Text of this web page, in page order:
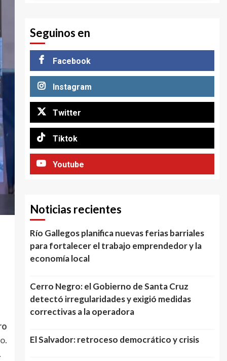
.
Seguinos en
Facebook
Instagram
Twitter
Tiktok
Youtube
Noticias recientes
Río Gallegos planifica nuevas ferias barriales
para fortalecer el trabajo emprendedor y la
economía local
Cerro Negro: el Gobierno de Santa Cruz
detectó irregularidades y exigió medidas
correctivas a la operadora
El Salvador: retroceso democrático y crisis